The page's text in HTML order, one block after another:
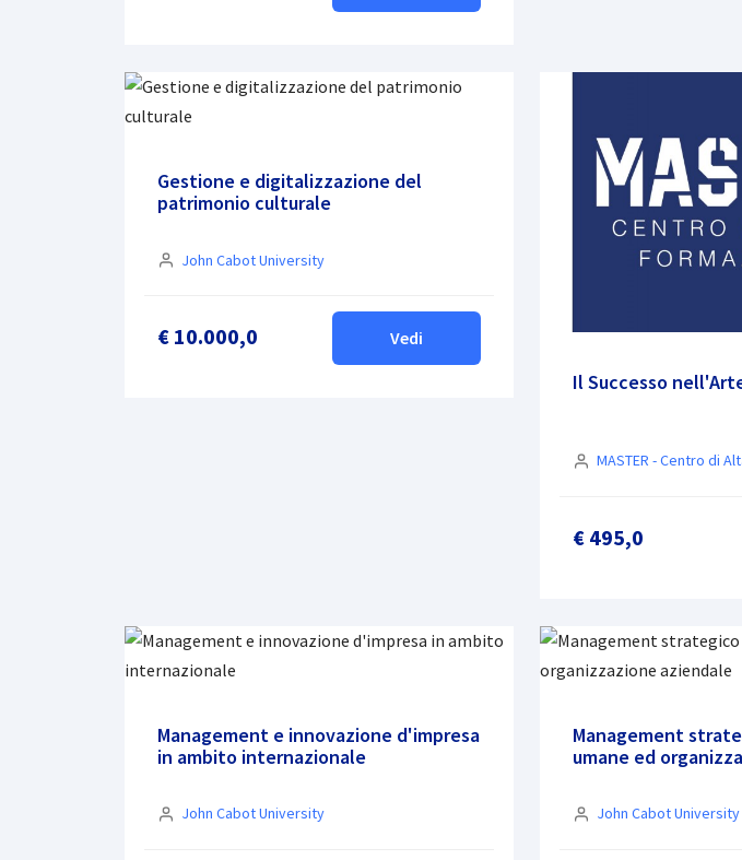
Gestione e digitalizzazione del
patrimonio culturale
John Cabot University
€ 10.000,0 Vedi
Il Successo
MASTER - Centro di
€ 495,0
Management e innovazione d'impresa
in ambito internazionale
John Cabot University
Management
umane ed
John Cabot University